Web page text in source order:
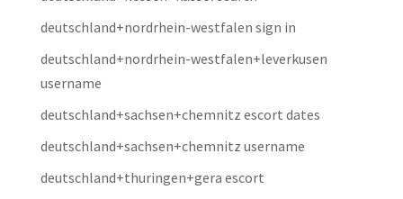
deutschland+nordrhein-westfalen sign in
deutschland+nordrhein-westfalen+leverkusen
username
deutschland+sachsen+chemnitz escort dates
deutschland+sachsen+chemnitz username
deutschland+thuringen+gera escort